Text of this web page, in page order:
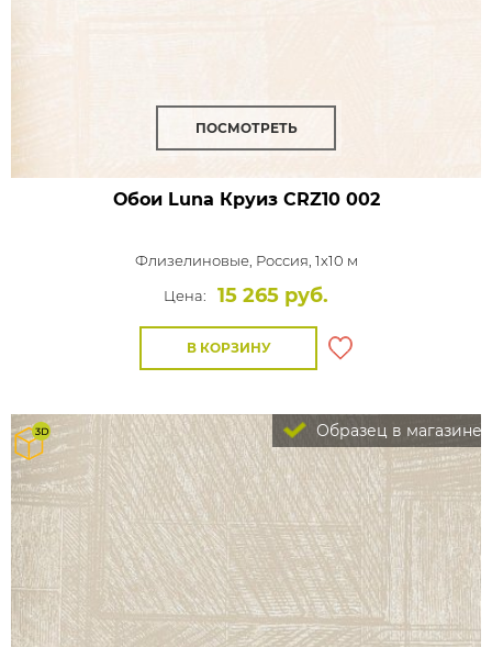
ПОСМОТРЕТЬ
Обои Luna КруизCRZ10 002
Флизелиновые, Россия, 1x10 м
Цена:
15 265 руб.
В КОРЗИНУ
Образец в магазине